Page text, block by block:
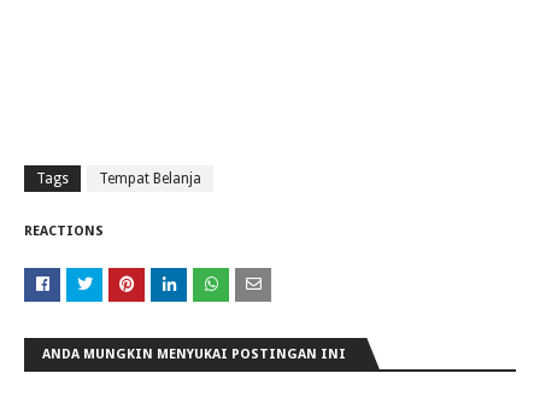
Tags Tempat Belanja
REACTIONS
ANDA MUNGKIN MENYUKAI POSTINGAN INI